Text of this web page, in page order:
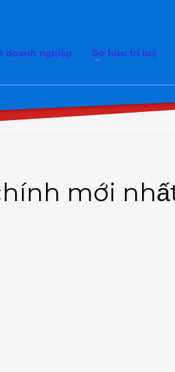
doanh nghiệp Sở hữu trí tuệ
mới